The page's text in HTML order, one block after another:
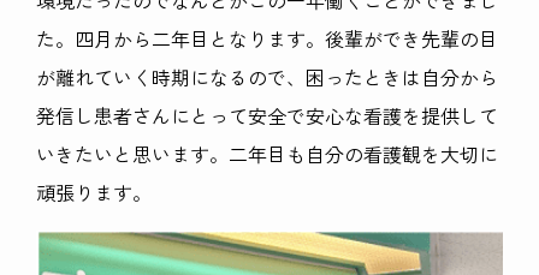
た。四月から二年目となります。後輩ができ先輩の目
が離れていく時期になるので、困ったときは自分から
発信し患者さんにとって安全で安心な看護を提供して
いきたいと思います。二年目も自分の看護観を大切に
頑張ります。